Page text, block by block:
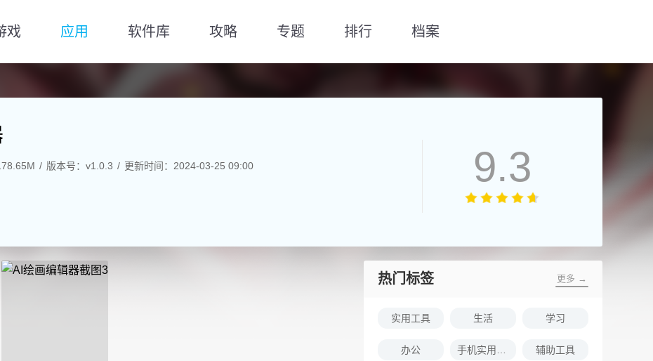
戏 应用 软件库 攻略 专题 排行 档案
版本号：v1.0.3 更新时间：2024-03-25 09:00 9.3
热门标签 更多 →
实用工具 生活 学习
办公 辅助工具